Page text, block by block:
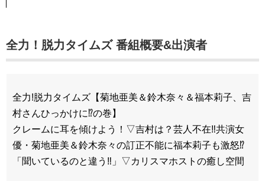
全力！脱力タイムズ 番組概要&出演者
全力!脱力タイムズ【菊地亜美＆鈴木奈々＆福本莉子、吉
村さんひっかけに⁉の巻】
クレームに耳を傾けよう！▽吉村は？芸人不在‼共演女
優・菊地亜美＆鈴木奈々の訂正不能に福本莉子も激怒⁉
「聞いているのと違う‼」▽カリスマホストの癒し空間